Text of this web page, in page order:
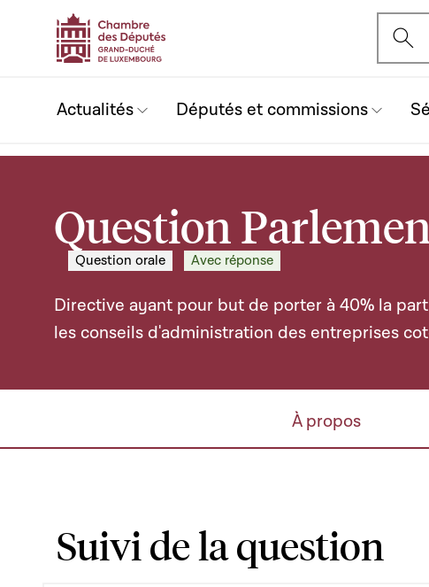
Actualités Députés et commissions
Question
Question orale Avec réponse
Directive ayant pour but de porter à 40% la
les conseils d'administration des entreprises
À propos
Suivi de la question